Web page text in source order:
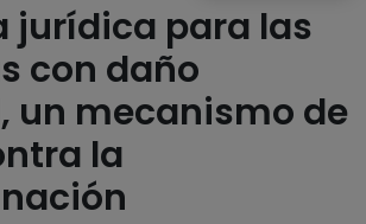
jurídica para las
con daño
un mecanismo de
la